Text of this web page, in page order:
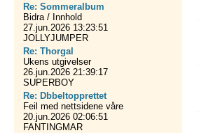
Re: Sommeralbum
Bidra / Innhold
27.jun.2026 13:23:51
JOLLYJUMPER
Re: Thorgal
Ukens utgivelser
26.jun.2026 21:39:17
SUPERBOY
Re: Dbbeltopprettet
Feil med nettsidene våre
20.jun.2026 02:06:51
FANTINGMAR